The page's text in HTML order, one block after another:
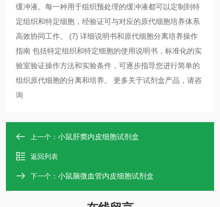
缓冲液。每一种用于组织预处理的缓冲液都可以定制到特
定组织和特定细胞，经验证可与对应的原代细胞培养体系
高效协同工作。 (7) 详细说明书和原代细胞分离培养操作
指南 包括特定组织和特定细胞的使用说明书，标准化的实
验室验证操作方法和实验条件，可逐步指导您进行简单的
组织原代细胞的分离和培养。 更多关于试剂盒产品，请咨
询
上一个： 小鼠肝窦内皮细胞试剂盒
返回列表
下一个： 小鼠脑微血管内皮细胞试剂盒